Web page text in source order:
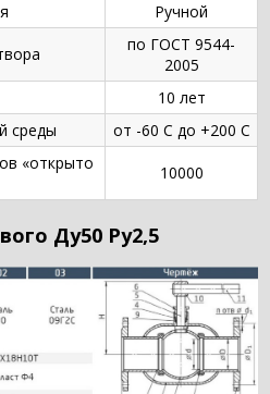
Ручной
по ГОСТ 9544-
2005
10 лет
среды
от -60 С до +200 С
«открыто
10000
Ду50 Ру2,5